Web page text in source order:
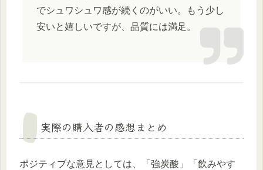
でシュワシュワ感が続くのがいい。もう少し
安いと嬉しいですが、品質には満足。
実際の購入者の感想まとめ
ポジティブな意見としては、「強炭酸」「飲みやす